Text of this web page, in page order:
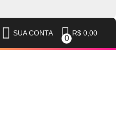
SUA CONTA
0
R$ 0,00